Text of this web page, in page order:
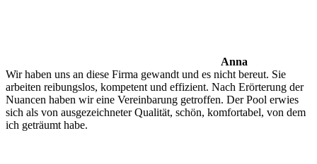
Anna
Wir haben uns an diese Firma gewandt und es nicht bereut. Sie
arbeiten reibungslos, kompetent und effizient. Nach Erörterung der
Nuancen haben wir eine Vereinbarung getroffen. Der Pool erwies
sich als von ausgezeichneter Qualität, schön, komfortabel, von dem
ich geträumt habe.